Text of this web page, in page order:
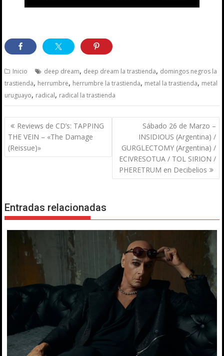
Inicio deep dream, deep dream la trastienda, domingos negros la
trastienda, herrumbre, herrumbre la trastienda, metal la trastienda, metal
uruguayo, radical, radical la trastienda
Navegación
de
entradas
Reviews de CD’s: TAPPING
THE VEIN – «The Damage
(Reissue)»
Sábado 26 de Marzo –
INSIDIOUS (Argentina) /
GURGLECTOMY (Argentina) /
ECIVRESOTUA / TOL SIRION /
PHERETRUM en Decibelios
Entradas relacionadas